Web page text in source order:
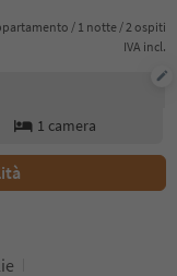
/ 1 notte / 2 ospiti
IVA incl.
1 camera